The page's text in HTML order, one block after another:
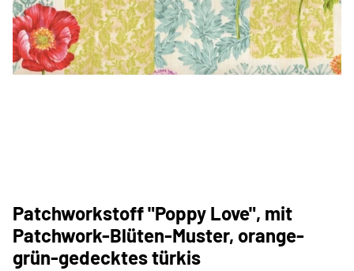
Patchworkstoff "Poppy Love", mit
Patchwork-Blüten-Muster, orange-
grün-gedecktes türkis